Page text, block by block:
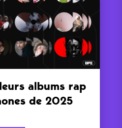
albums rap
de 2025